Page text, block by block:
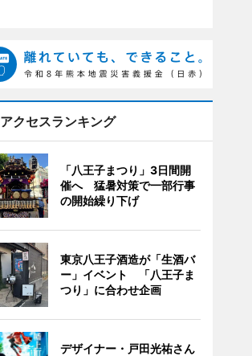
アクセスランキング
「八王子まつり」3日間開
催へ 猛暑対策で一部行事
の開始繰り下げ
東京八王子酒造が「生酒バ
ー」イベント 「八王子ま
つり」に合わせ企画
デザイナー・戸田光祐さん